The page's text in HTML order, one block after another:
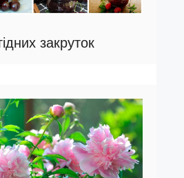
закруток